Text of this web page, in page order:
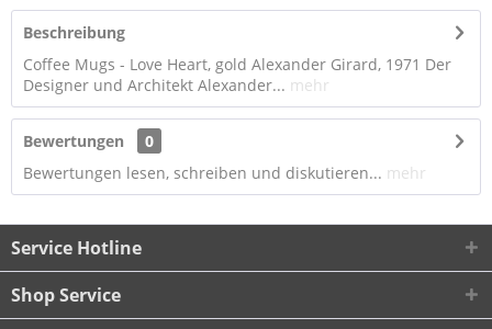
Beschreibung
Coffee Mugs - Love Heart, gold Alexander Girard, 1971 Der
Designer und Architekt Alexander... mehr
Bewertungen
0
Bewertungen lesen, schreiben und diskutieren... mehr
Service Hotline
Shop Service